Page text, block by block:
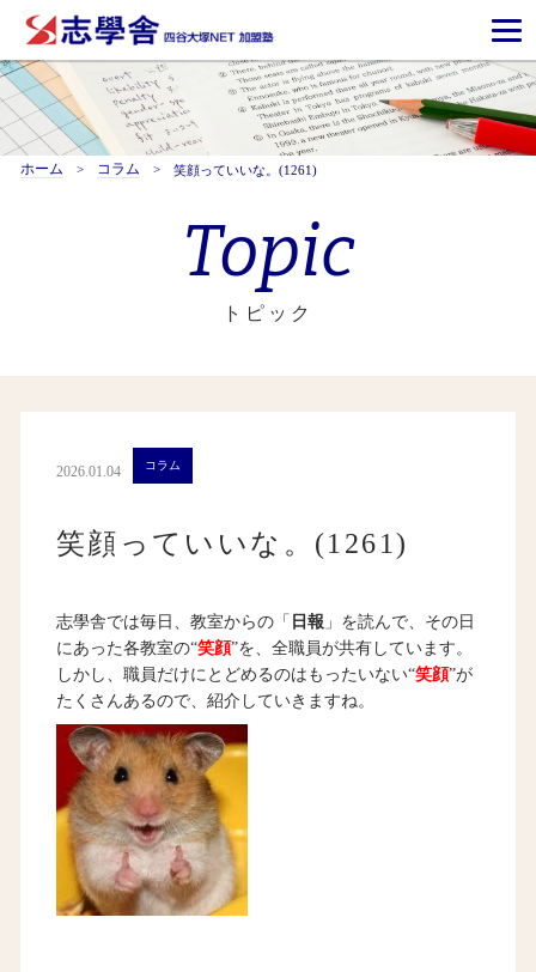
ホーム コラム 笑顔っていいな。(1261)
Topic
トピック
2026.01.04 コラム
笑顔っていいな。(1261)
志學舎では毎日、教室からの「 日報 」を読んで、その日
にあった各教室の“笑顔”を、全職員が共有しています。
しかし、職員だけにとどめるのはもったいない“笑顔”が
たくさんあるので、紹介していきますね。